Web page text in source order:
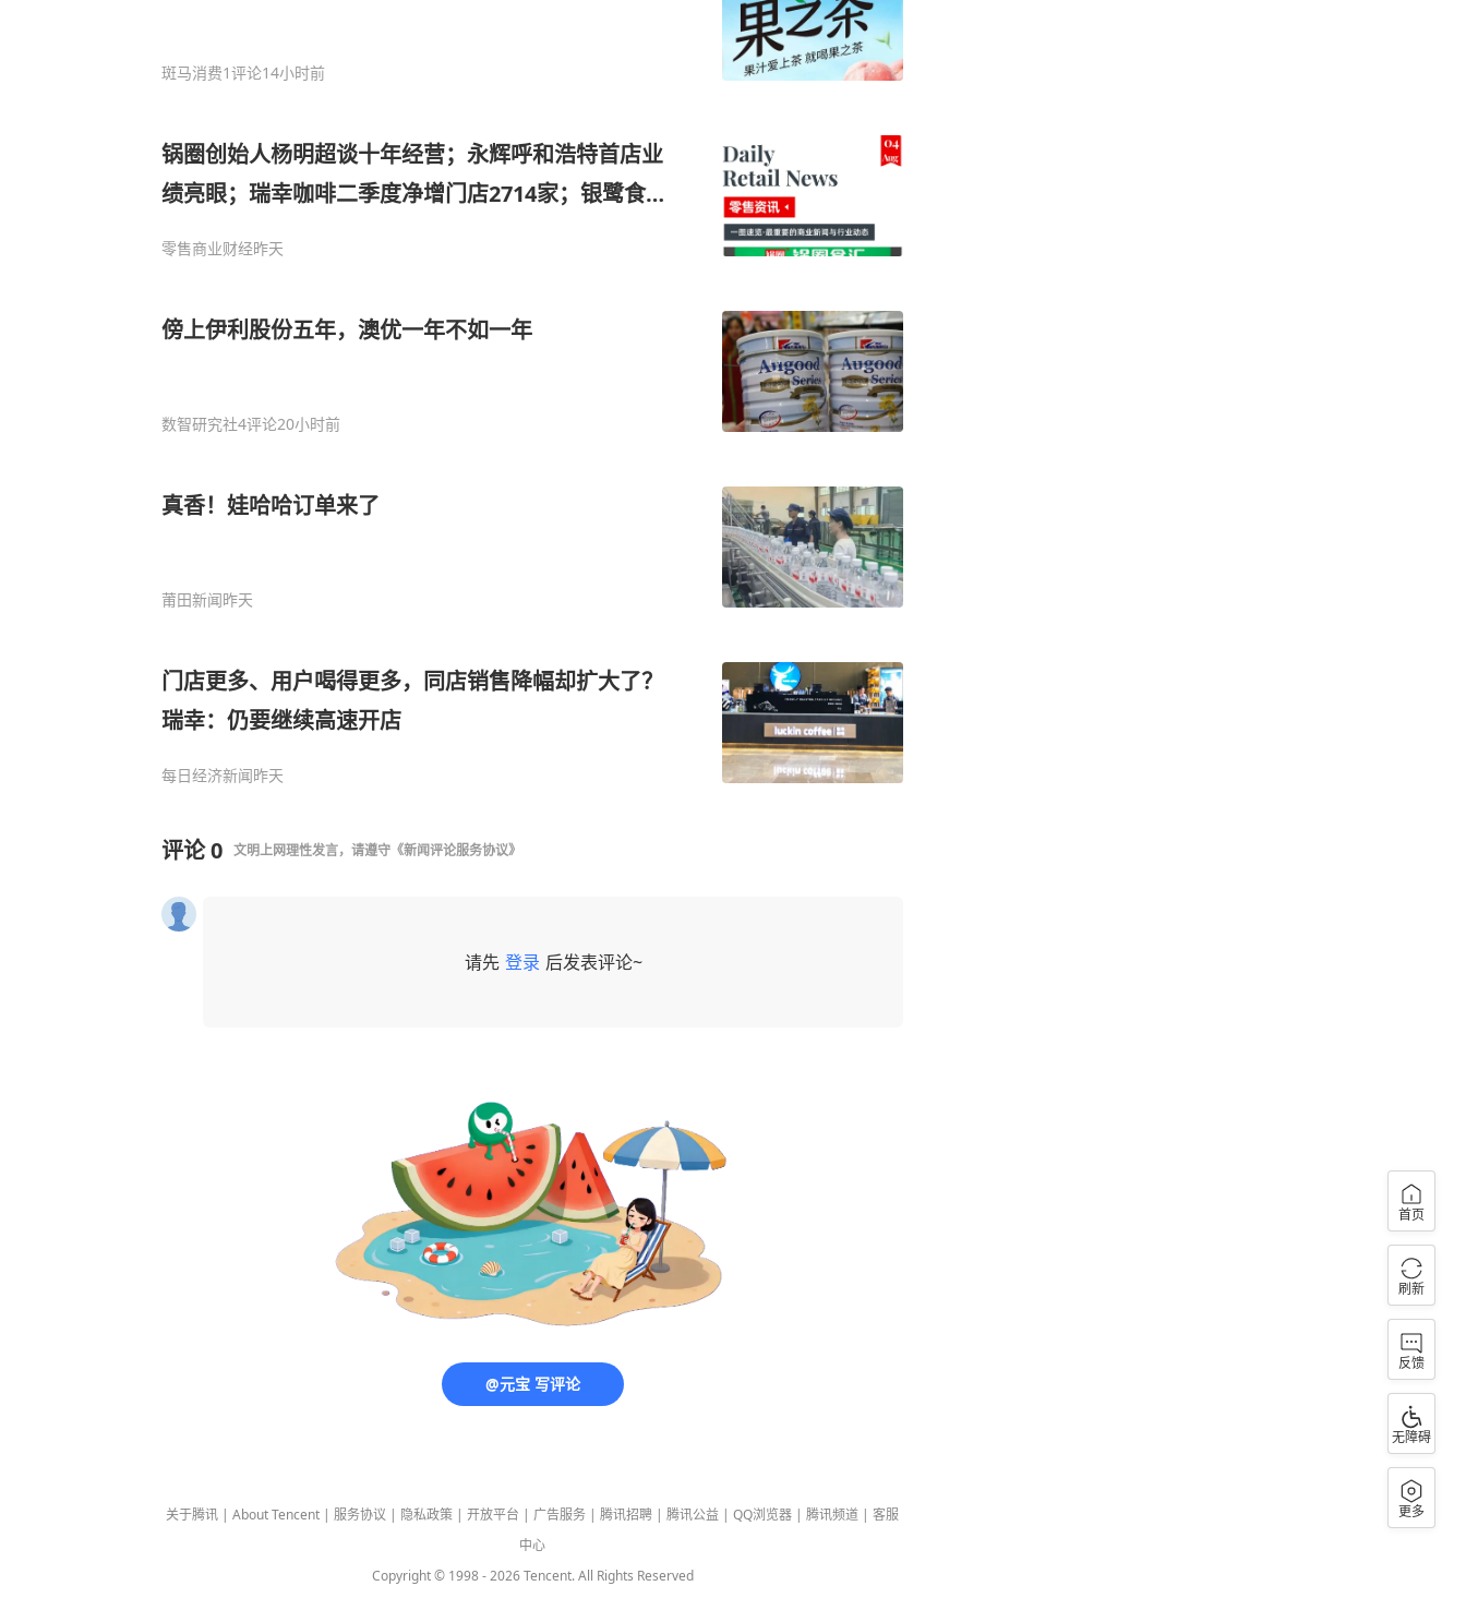
斑马消费1评论14小时前
锅圈创始人杨明超谈十年经营；永辉呼和浩特首店业
绩亮眼；瑞幸咖啡二季度净增门店2714家；银鹭食品
零售商业财经昨天
傍上伊利股份五年，澳优一年不如一年
数智研究社4评论20小时前
真香！娃哈哈订单来了
莆田新闻昨天
门店更多、用户喝得更多，同店销售降幅却扩大了？
瑞幸：仍要继续高速开店
每日经济新闻昨天
评论0 文明上网理性发言，请遵守 《新闻评论服务协议》
请先 登录 后发表评论~
@元宝 写评论
关于腾讯 | About Tencent | 服务协议 | 隐私政策 | 开放平台 | 广告服务 | 腾讯招聘 | 腾讯公益 | QQ浏览器 | 腾讯频道 | 客服
中心
Copyright © 1998 -2026Tencent. All Rights Reserved
首页
刷新
反馈
无障碍
更多